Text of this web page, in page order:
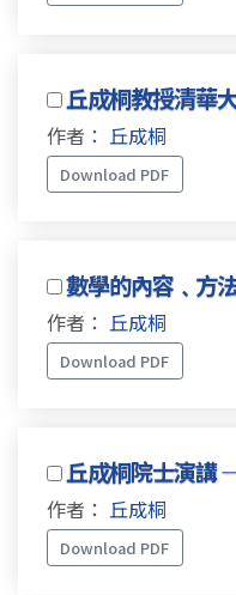
丘成桐教授清華
作者： 丘成桐
Download PDF
數學的內容﹑方
作者： 丘成桐
Download PDF
丘成桐院士演講
作者： 丘成桐
Download PDF